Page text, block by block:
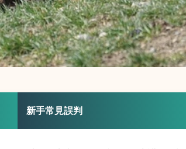
新手常見誤判